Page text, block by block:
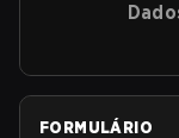
FORMULÁRIO